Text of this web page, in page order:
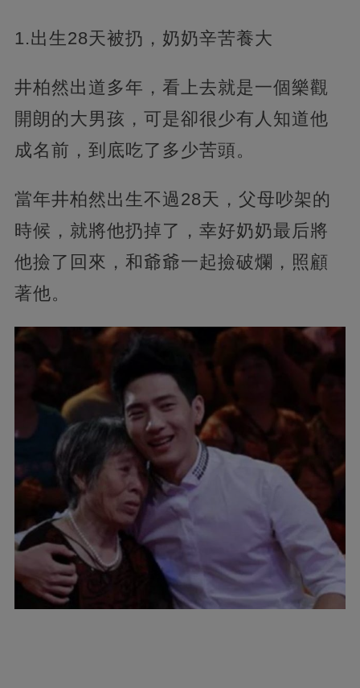
1.出生28天被扔，奶奶辛苦養大
井柏然出道多年，看上去就是一個樂觀
開朗的大男孩，可是卻很少有人知道他
成名前，到底吃了多少苦頭。
當年井柏然出生不過28天，父母吵架的
時候，就將他扔掉了，幸好奶奶最后將
他撿了回來，和爺爺一起撿破爛，照顧
著他。